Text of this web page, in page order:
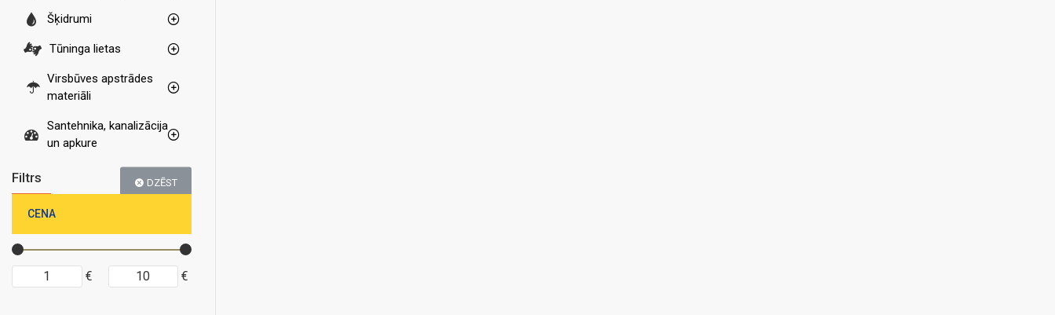
Šķidrumi
Tūninga lietas
Virsbūves apstrādes
materiāli
Santehnika, kanalizācija
un apkure
Filtrs DZĒST
CENA
€ €